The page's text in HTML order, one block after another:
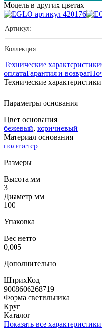
Модель в других цветах
Артикул:
Коллекция
Технические характеристики
оплатаГарантия и возврат
Технические характеристики
Параметры основания
Цвет основания
бежевый, коричневый
Материал основания
полиэстер
Размеры
Высота мм
3
Диаметр мм
100
Упаковка
Вес нетто
0,005
Дополнительно
ШтрихКод
9008606268719
Форма светильника
Круг
Каталог
Показать все характеристики